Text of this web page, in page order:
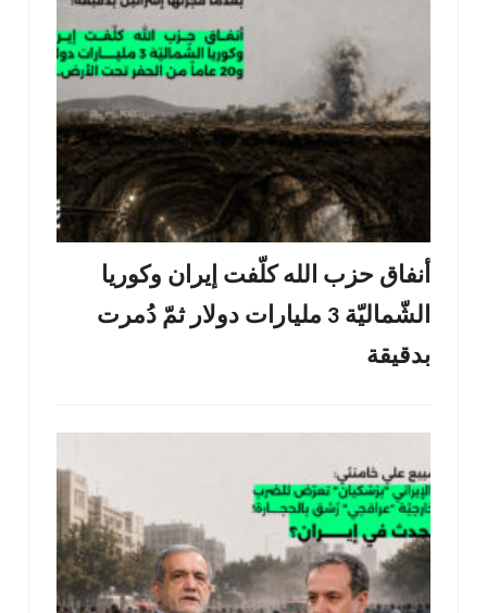
أنفاق حزب الله كلّفت إيران وكوريا
الشّماليّة 3 مليارات دولار ثمّ دُمرت
بدقيقة